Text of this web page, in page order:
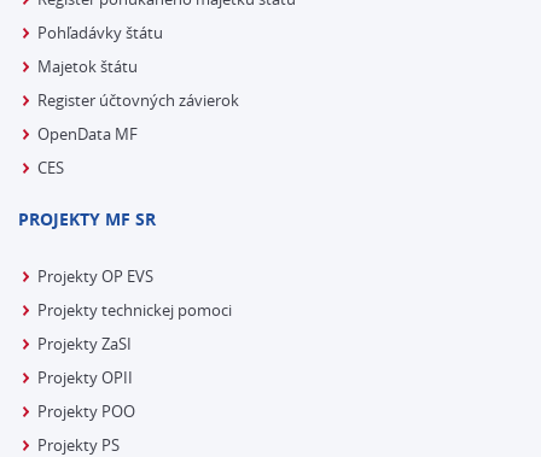
Pohľadávky štátu
Majetok štátu
Register účtovných závierok
OpenData MF
CES
PROJEKTY MF SR
Projekty OP EVS
Projekty technickej pomoci
Projekty ZaSI
Projekty OPII
Projekty POO
Projekty PS